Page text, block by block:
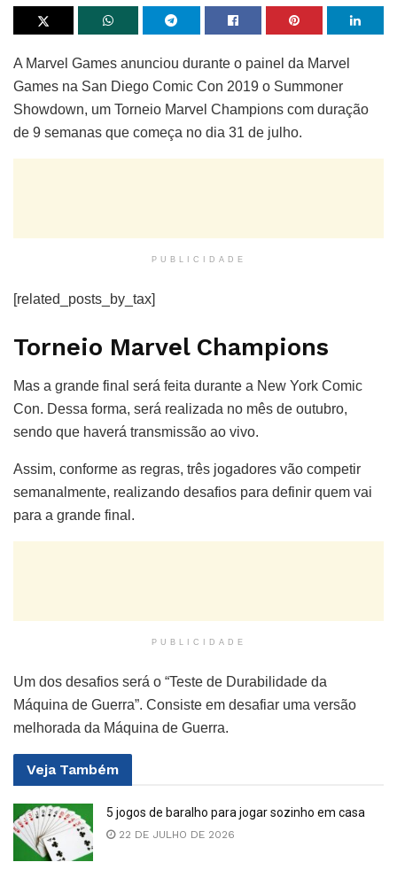
A Marvel Games anunciou durante o painel da Marvel
Games na San Diego Comic Con 2019 o Summoner
Showdown, um Torneio Marvel Champions com duração
de 9 semanas que começa no dia 31 de julho.
PUBLICIDADE
[related_posts_by_tax]
Torneio Marvel Champions
Mas a grande final será feita durante a New York Comic
Con. Dessa forma, será realizada no mês de outubro,
sendo que haverá transmissão ao vivo.
Assim, conforme as regras, três jogadores vão competir
semanalmente, realizando desafios para definir quem vai
para a grande final.
PUBLICIDADE
Um dos desafios será o “Teste de Durabilidade da
Máquina de Guerra”. Consiste em desafiar uma versão
melhorada da Máquina de Guerra.
Veja Também
5 jogos de baralho para jogar sozinho em casa
22 DE JULHO DE 2026